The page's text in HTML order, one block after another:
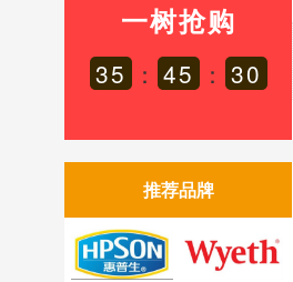
一树抢购
35 ： 45 ： 29
推荐品牌